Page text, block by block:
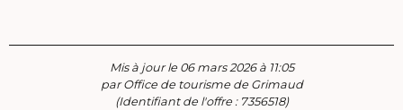
Mis à jour le 06 mars 2026 à 11:05
par Office de tourisme de Grimaud
(Identifiant de l'offre : 7356518)